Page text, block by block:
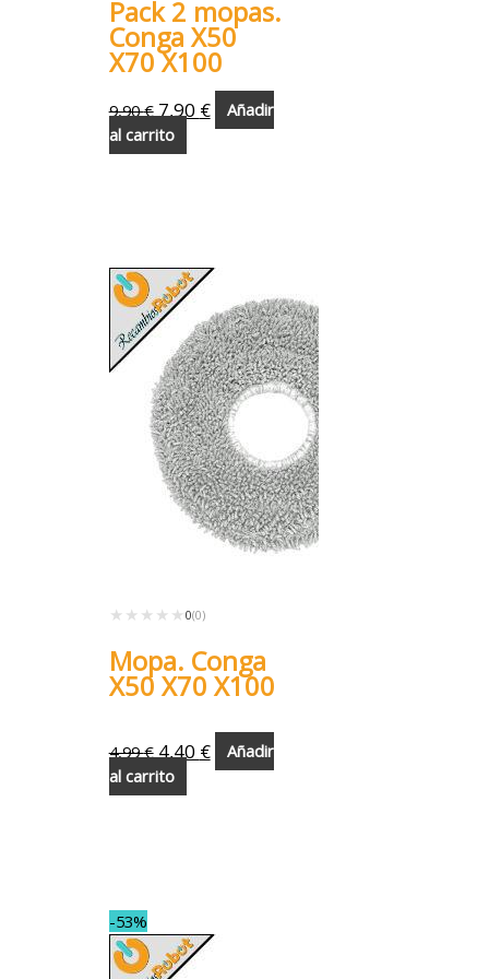
Pack 2 mopas.
Conga X50
X70 X100
9,90€ 7,90 €
Añadir
al carrito
★★★★★
★★★★★ 0(0)
Mopa. Conga
X50 X70 X100
4,99€ 4,40 €
Añadir
al carrito
-53%